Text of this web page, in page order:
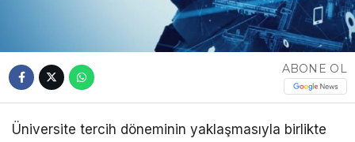
ABONE OL
Üniversite tercih döneminin yaklaşmasıyla birlikte